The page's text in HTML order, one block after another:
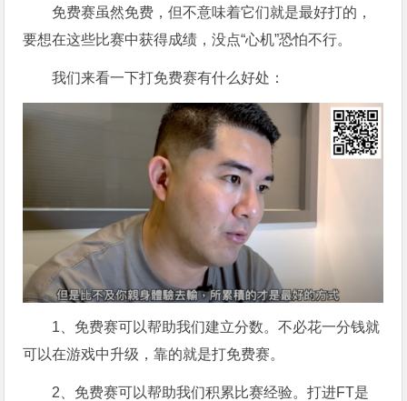
免费赛虽然免费，但不意味着它们就是最好打的，
要想在这些比赛中获得成绩，没点“心机”恐怕不行。
我们来看一下打免费赛有什么好处：
1、免费赛可以帮助我们建立分数。不必花一分钱就
可以在游戏中升级，靠的就是打免费赛。
2、免费赛可以帮助我们积累比赛经验。打进FT是